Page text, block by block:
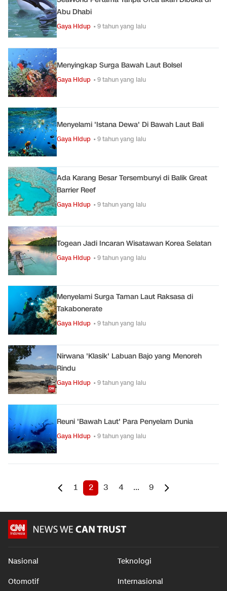
Abu Dhabi
Gaya Hidup • 9 tahun yang lalu
Menyingkap Surga Bawah Laut Bolsel
Gaya Hidup • 9 tahun yang lalu
Menyelami 'Istana Dewa' Di Bawah Laut Bali
Gaya Hidup • 9 tahun yang lalu
Ada Karang Besar Tersembunyi di Balik Great
Barrier Reef
Gaya Hidup • 9 tahun yang lalu
Togean Jadi Incaran Wisatawan Korea Selatan
Gaya Hidup • 9 tahun yang lalu
Menyelami Surga Taman Laut Raksasa di
Takabonerate
Gaya Hidup • 9 tahun yang lalu
Nirwana 'Klasik' Labuan Bajo yang Menoreh
Rindu
Gaya Hidup • 9 tahun yang lalu
Reuni 'Bawah Laut' Para Penyelam Dunia
Gaya Hidup • 9 tahun yang lalu
1 2 3 4 ... 9
Nasional Teknologi
Otomotif Internasional